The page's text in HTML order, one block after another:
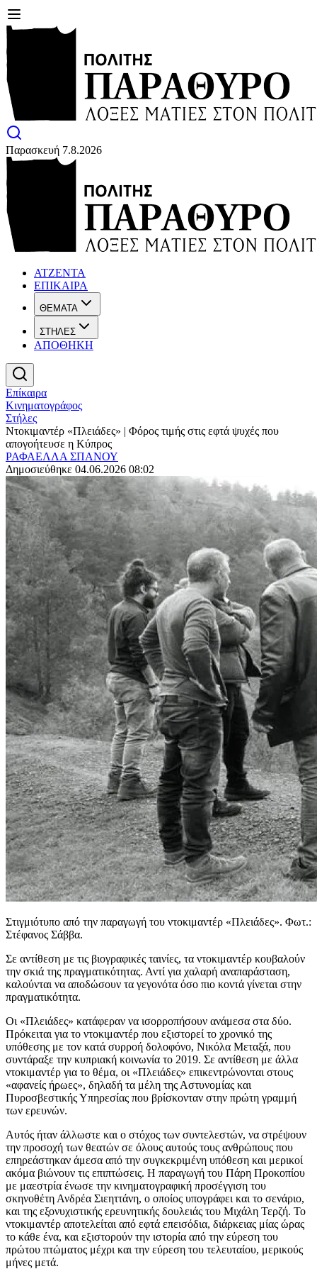
Παρασκευή 7.8.2026
ΑΤΖΕΝΤΑ
ΕΠΙΚΑΙΡΑ
ΘΕΜΑΤΑ
ΣΤΗΛΕΣ
ΑΠΟΘΗΚΗ
Επίκαιρα
Κινηματογράφος
Στήλες
Ντοκιμαντέρ «Πλειάδες» | Φόρος τιμής στις εφτά ψυχές που
απογοήτευσε η Κύπρος
ΡΑΦΑΕΛΛΑ ΣΠΑΝΟΥ
Δημοσιεύθηκε 04.06.2026 08:02
Στιγμιότυπο από την παραγωγή του ντοκιμαντέρ «Πλειάδες». Φωτ.:
Στέφανος Σάββα.
Σε αντίθεση με τις βιογραφικές ταινίες, τα ντοκιμαντέρ κουβαλούν
την σκιά της πραγματικότητας. Αντί για χαλαρή αναπαράσταση,
καλούνται να αποδώσουν τα γεγονότα όσο πιο κοντά γίνεται στην
πραγματικότητα.
Οι «Πλειάδες» κατάφεραν να ισορροπήσουν ανάμεσα στα δύο.
Πρόκειται για το ντοκιμαντέρ που εξιστορεί το χρονικό της
υπόθεσης με τον κατά συρροή δολοφόνο, Νικόλα Μεταξά, που
συντάραξε την κυπριακή κοινωνία το 2019. Σε αντίθεση με άλλα
ντοκιμαντέρ για το θέμα, οι «Πλειάδες» επικεντρώνονται στους
«αφανείς ήρωες», δηλαδή τα μέλη της Αστυνομίας και
Πυροσβεστικής Υπηρεσίας που βρίσκονταν στην πρώτη γραμμή
των ερευνών.
Αυτός ήταν άλλωστε και ο στόχος των συντελεστών, να στρέψουν
την προσοχή των θεατών σε όλους αυτούς τους ανθρώπους που
επηρεάστηκαν άμεσα από την συγκεκριμένη υπόθεση και μερικοί
ακόμα βιώνουν τις επιπτώσεις. Η παραγωγή του Πάρη Προκοπίου
με μαεστρία ένωσε την κινηματογραφική προσέγγιση του
σκηνοθέτη Ανδρέα Σιεηττάνη, ο οποίος υπογράφει και το σενάριο,
και της εξονυχιστικής ερευνητικής δουλειάς του Μιχάλη Τερζή. Το
ντοκιμαντέρ αποτελείται από εφτά επεισόδια, διάρκειας μίας ώρας
το κάθε ένα, και εξιστορούν την ιστορία από την εύρεση του
πρώτου πτώματος μέχρι και την εύρεση του τελευταίου, μερικούς
μήνες μετά.